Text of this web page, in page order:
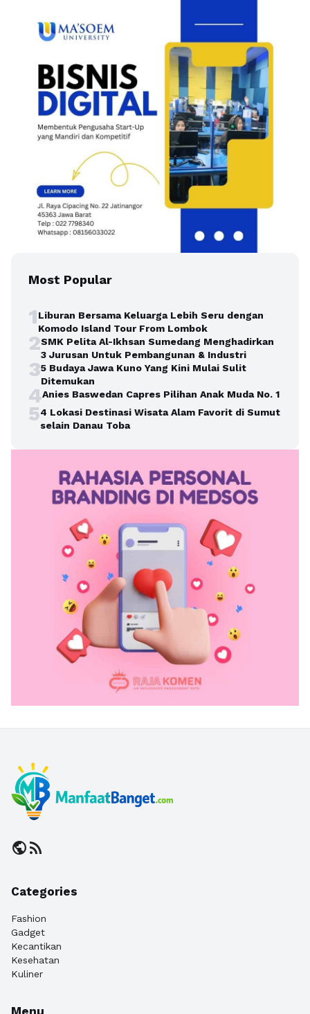
Most Popular
1Liburan Bersama Keluarga Lebih Seru dengan
Komodo Island Tour From Lombok
2SMK Pelita Al-Ikhsan Sumedang Menghadirkan
3 Jurusan Untuk Pembangunan & Industri
35 Budaya Jawa Kuno Yang Kini Mulai Sulit
Ditemukan
4Anies Baswedan Capres Pilihan Anak Muda No. 1
54 Lokasi Destinasi Wisata Alam Favorit di Sumut
selain Danau Toba
publicrss_feed
Categories
Fashion
Gadget
Kecantikan
Kesehatan
Kuliner